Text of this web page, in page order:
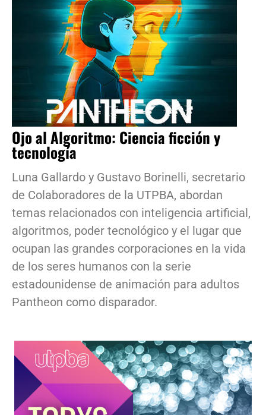
Ojo al Algoritmo: Ciencia ficción y
tecnología
Luna Gallardo y Gustavo Borinelli, secretario
de Colaboradores de la UTPBA, abordan
temas relacionados con inteligencia artificial,
algoritmos, poder tecnológico y el lugar que
ocupan las grandes corporaciones en la vida
de los seres humanos con la serie
estadounidense de animación para adultos
Pantheon como disparador.